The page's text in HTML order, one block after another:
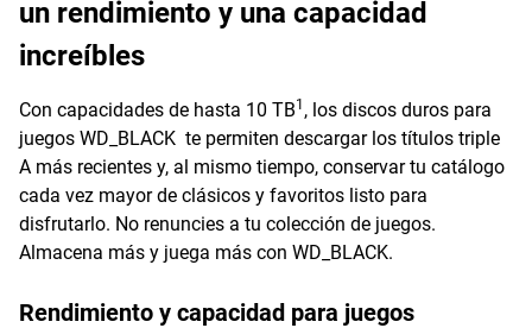
un rendimiento y una capacidad
increíbles
Con capacidades de hasta 10 TB1 , los discos duros para
juegos WD_BLACK te permiten descargar los títulos triple
A más recientes y, al mismo tiempo, conservar tu catálogo
cada vez mayor de clásicos y favoritos listo para
disfrutarlo. No renuncies a tu colección de juegos.
Almacena más y juega más con WD_BLACK.
Rendimiento y capacidad para juegos